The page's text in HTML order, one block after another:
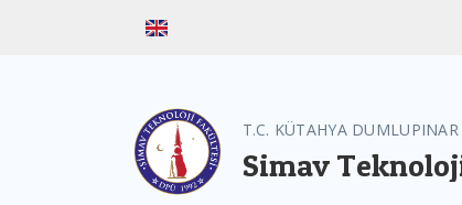
T.C. KÜTAHYA DUMLUPINAR
Simav